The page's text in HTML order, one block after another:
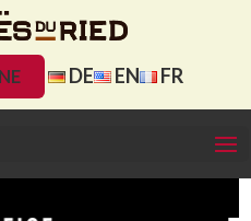
DE EN FR